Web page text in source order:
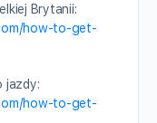
Brytanii:
how-to-get-
jazdy:
how-to-get-